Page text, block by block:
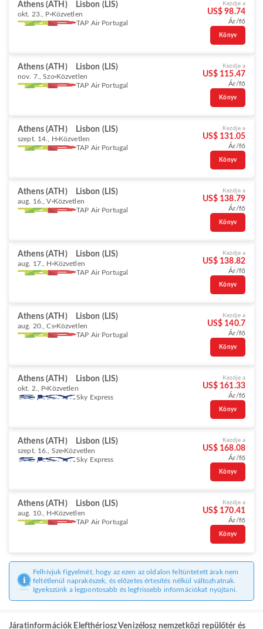
Athens (ATH) Lisbon (LIS)
okt. 23., P Közvetlen
TAP Air Portugal
Kezdje a
US$ 98.74
Ár/fő
Könyv
Athens (ATH) Lisbon (LIS)
nov. 7., Szo Közvetlen
TAP Air Portugal
Kezdje a
US$ 115.47
Ár/fő
Könyv
Athens (ATH) Lisbon (LIS)
szept. 14., H Közvetlen
TAP Air Portugal
Kezdje a
US$ 131.05
Ár/fő
Könyv
Athens (ATH) Lisbon (LIS)
aug. 16., V Közvetlen
TAP Air Portugal
Kezdje a
US$ 138.79
Ár/fő
Könyv
Athens (ATH) Lisbon (LIS)
aug. 17., H Közvetlen
TAP Air Portugal
Kezdje a
US$ 138.82
Ár/fő
Könyv
Athens (ATH) Lisbon (LIS)
aug. 20., Cs Közvetlen
TAP Air Portugal
Kezdje a
US$ 140.7
Ár/fő
Könyv
Athens (ATH) Lisbon (LIS)
okt. 2., P Közvetlen
Sky Express
Kezdje a
US$ 161.33
Ár/fő
Könyv
Athens (ATH) Lisbon (LIS)
szept. 16., Sze Közvetlen
Sky Express
Kezdje a
US$ 168.08
Ár/fő
Könyv
Athens (ATH) Lisbon (LIS)
aug. 10., H Közvetlen
TAP Air Portugal
Kezdje a
US$ 170.41
Ár/fő
Könyv
Felhívjuk figyelmét, hogy az ezen az oldalon feltüntetett árak nem
feltétlenül naprakészek, és előzetes értesítés nélkül változhatnak.
Igyekszünk a legpontosabb és legfrissebb információkat nyújtani.
Járatinformációk Elefthériosz Venizélosz nemzetközi repülőtér és